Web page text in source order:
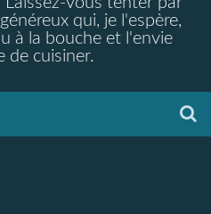
qui, je l'espère,
à la bouche et l'envie
de cuisiner.